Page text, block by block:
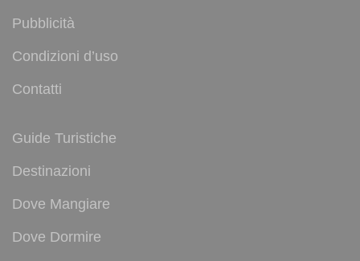
Pubblicità
Condizioni d’uso
Contatti
Guide Turistiche
Destinazioni
Dove Mangiare
Dove Dormire